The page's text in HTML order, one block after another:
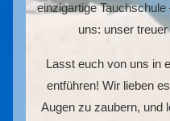
einzigartige
uns: unser
Lasst euch von uns in
entführen! Wir lieben
Augen zu zaubern, und